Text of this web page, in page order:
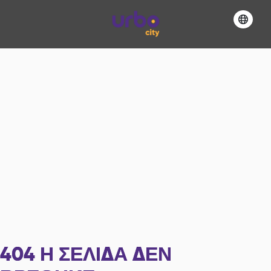
404 Η ΣΕΛΊΔΑ ΔΕΝ